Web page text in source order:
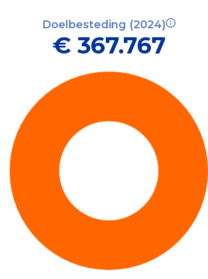
Doelbesteding (2024)
€ 367.767